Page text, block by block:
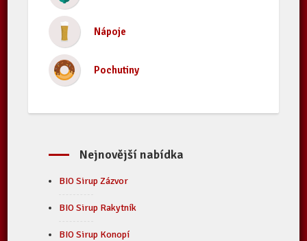
Nápoje
Pochutiny
Nejnovější nabídka
BIO Sirup Zázvor
BIO Sirup Rakytník
BIO Sirup Konopí